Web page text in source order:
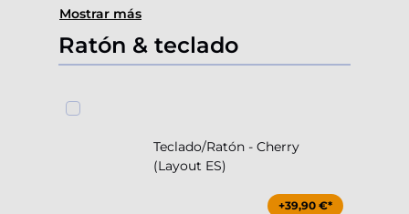
Mostrar más
Ratón & teclado
Teclado/Ratón - Cherry
(Layout ES)
+39,90 €*